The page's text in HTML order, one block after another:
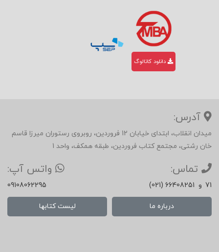
دانلود کاتالوگ
آدرس:
میدان انقلاب، ابتدای خیابان 12 فروردین، روبروی رستوران میرزا قاسم
خان رشتی، مجتمع کتاب فروردین، طبقه همکف، واحد 1
تماس:
(021) 66408251 و 71
واتس آپ:
09108062295
درباره ما لیست کتابها